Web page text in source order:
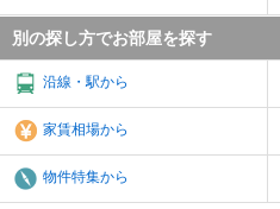
別の探し方でお部屋を探す
沿線・駅から
家賃相場から
物件特集から